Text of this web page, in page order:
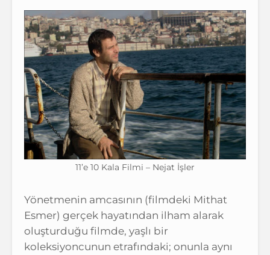
11’e 10 Kala Filmi – Nejat İşler
Yönetmenin amcasının (filmdeki Mithat
Esmer) gerçek hayatından ilham alarak
oluşturduğu filmde, yaşlı bir
koleksiyoncunun etrafındaki; onunla aynı